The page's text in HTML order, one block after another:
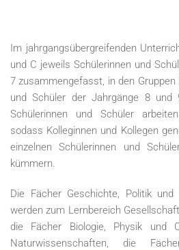
Im jahrgangsübergreifenden
und C jeweils Schülerinnen und
7 zusammengefasst, in den Gruppen
und Schüler der Jahrgänge 8 und
Schülerinnen und Schüler
sodass Kolleginnen und Kollegen
einzelnen Schülerinnen und
kümmern.
Die Fächer Geschichte, Politik
werden zum Lernbereich
die Fächer Biologie, Physik und
Naturwissenschaften, die